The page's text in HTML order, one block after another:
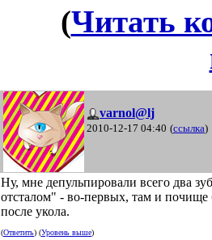
(Читать
varnol@lj
2010-12-17 04:40 (ссылка)
Ну, мне депульпировали всего два
отсталом" - во-первых, там и
после укола.
(Ответить) (Уровень выше)